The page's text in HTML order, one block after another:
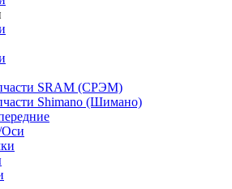
SRAM (СРЭМ)
Shimano (Шимано)
Оси